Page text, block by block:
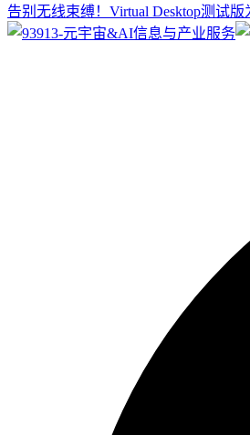
告别无线束缚！Virtual Desktop测试